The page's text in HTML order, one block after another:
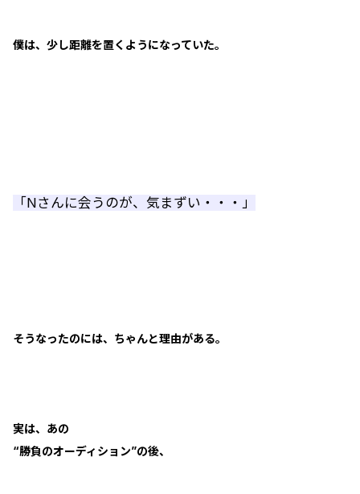
僕は、少し距離を置くようになっていた。
「Nさんに会うのが、気まずい・・・」
そうなったのには、ちゃんと理由がある。
実は、あの
“勝負のオーディション”の後、